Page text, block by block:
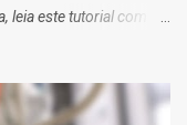
este tutorial com
reparo de inicialização